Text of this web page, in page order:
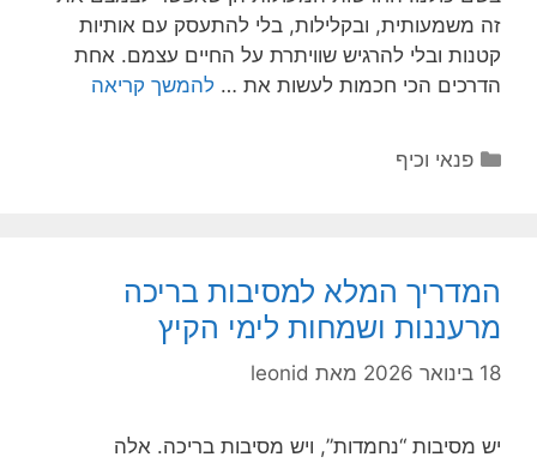
זה משמעותית, ובקלילות, בלי להתעסק עם אותיות
קטנות ובלי להרגיש שוויתרת על החיים עצמם. אחת
הדרכים הכי חכמות לעשות את … להמשך קריאה
קטגוריות
פנאי וכיף
המדריך המלא למסיבות בריכה
מרעננות ושמחות לימי הקיץ
18 בינואר 2026 מאת leonid
יש מסיבות “נחמדות”, ויש מסיבות בריכה. אלה